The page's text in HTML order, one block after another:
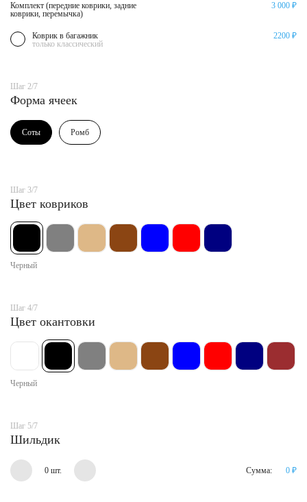
Комплект (передние коврики, задние
коврики, перемычка)
3 000 ₽
Коврик в багажник
только классический
2200 ₽
Шаг 2/7
Форма ячеек
Соты Ромб
Шаг 3/7
Цвет ковриков
Черный
Шаг 4/7
Цвет окантовки
Черный
Шаг 5/7
Шильдик
0 шт. Сумма: 0 ₽